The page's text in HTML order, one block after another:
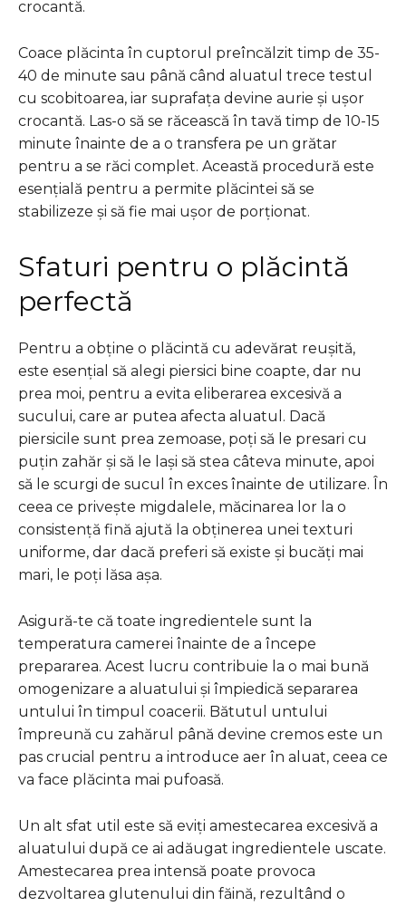
crocantă.
Coace plăcinta în cuptorul preîncălzit timp de 35-
40 de minute sau până când aluatul trece testul
cu scobitoarea, iar suprafața devine aurie și ușor
crocantă. Las-o să se răcească în tavă timp de 10-15
minute înainte de a o transfera pe un grătar
pentru a se răci complet. Această procedură este
esențială pentru a permite plăcintei să se
stabilizeze și să fie mai ușor de porționat.
Sfaturi pentru o plăcintă
perfectă
Pentru a obține o plăcintă cu adevărat reușită,
este esențial să alegi piersici bine coapte, dar nu
prea moi, pentru a evita eliberarea excesivă a
sucului, care ar putea afecta aluatul. Dacă
piersicile sunt prea zemoase, poți să le presari cu
puțin zahăr și să le lași să stea câteva minute, apoi
să le scurgi de sucul în exces înainte de utilizare. În
ceea ce privește migdalele, măcinarea lor la o
consistență fină ajută la obținerea unei texturi
uniforme, dar dacă preferi să existe și bucăți mai
mari, le poți lăsa așa.
Asigură-te că toate ingredientele sunt la
temperatura camerei înainte de a începe
prepararea. Acest lucru contribuie la o mai bună
omogenizare a aluatului și împiedică separarea
untului în timpul coacerii. Bătutul untului
împreună cu zahărul până devine cremos este un
pas crucial pentru a introduce aer în aluat, ceea ce
va face plăcinta mai pufoasă.
Un alt sfat util este să eviți amestecarea excesivă a
aluatului după ce ai adăugat ingredientele uscate.
Amestecarea prea intensă poate provoca
dezvoltarea glutenului din făină, rezultând o